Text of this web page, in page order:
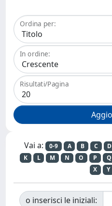
Ordina per:
In ordine:
Risultati/Pagina
Vai a: 0-9 A B C D
K
L M N O P Q
X
Y
o inserisci le iniziali: